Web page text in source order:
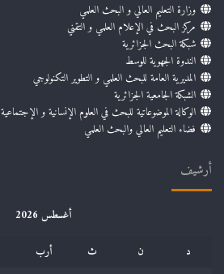
وزارة التعليم العالي و البحث العلمي
مركز البحث في الإعلام العلمي و التقني
شبكة البحث الجزائرية
الندوة الجهوية للوسط
المديرية العامة للبحث العلمي و التطوير التكنولوجي
الشبكة الجامعية الجزائرية
الوكالة الموضوعاتية للبحث في العلوم الإنسانية و الإجتماعية
فضاء التعليم العالي والبحث العلمي
أرشيف
أغسطس 2026
د
ن ث أرب